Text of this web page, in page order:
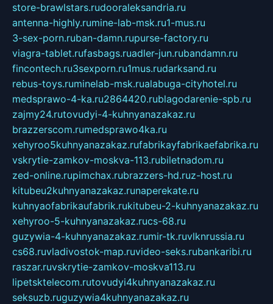
store-brawlstars.rudooraleksandria.ru
antenna-highly.rumine-lab-msk.ru1-mus.ru
3-sex-porn.ruban-damn.rupurse-factory.ru
viagra-tablet.rufasbags.ruadler-jun.rubandamn.ru
fincontech.ru3sexporn.ru1mus.rudarksand.ru
rebus-toys.ruminelab-msk.rualabuga-cityhotel.ru
medsprawo-4-ka.ru2864420.rublagodarenie-spb.ru
zajmy24.rutovudyi-4-kuhnyanazakaz.ru
brazzerscom.rumedsprawo4ka.ru
xehyroo5kuhnyanazakaz.rufabrikayfabrikaefabrika.ru
vskrytie-zamkov-moskva-113.rubiletnadom.ru
zed-online.rupimchax.rubrazzers-hd.ruz-host.ru
kitubeu2kuhnyanazakaz.runaperekate.ru
kuhnyaofabrikaufabrik.rukitubeu-2-kuhnyanazakaz.ru
xehyroo-5-kuhnyanazakaz.rucs-68.ru
guzywia-4-kuhnyanazakaz.rumir-tk.ruvlknrussia.ru
cs68.ruvladivostok-map.ruvideo-seks.rubankaribi.ru
raszar.ruvskrytie-zamkov-moskva113.ru
lipetsktelecom.rutovudyi4kuhnyanazakaz.ru
seksuzb.ruguzywia4kuhnyanazakaz.ru